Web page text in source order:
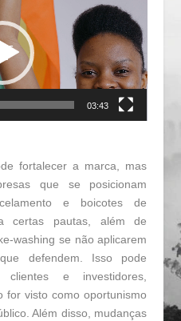
03:43
fortalecer a marca, mas
que se posicionam
e boicotes de
certas pautas, além de
washing se não aplicarem
defendem. Isso pode
e investidores,
for visto como oportunismo
Além disso, mudanças